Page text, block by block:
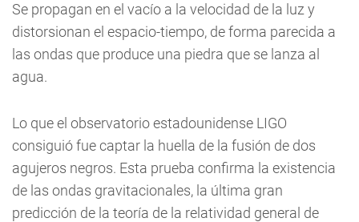
Se propagan en el vacío a la velocidad de la luz y
distorsionan el espacio-tiempo, de forma parecida a
las ondas que produce una piedra que se lanza al
agua.
Lo que el observatorio estadounidense LIGO
consiguió fue captar la huella de la fusión de dos
agujeros negros. Esta prueba confirma la existencia
de las ondas gravitacionales, la última gran
predicción de la teoría de la relatividad general de